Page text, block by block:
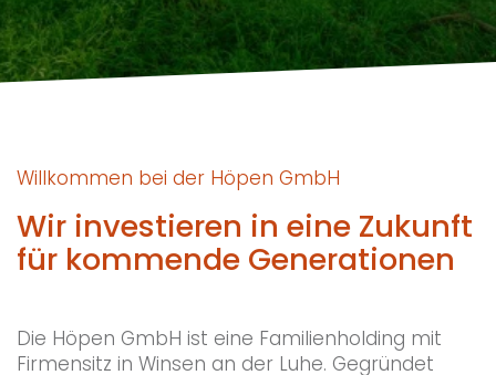
Willkommen bei der Höpen GmbH
Wir investieren in eine Zukunft
für kommende Generationen
Die Höpen GmbH ist eine Familienholding mit
Firmensitz in Winsen an der Luhe. Gegründet